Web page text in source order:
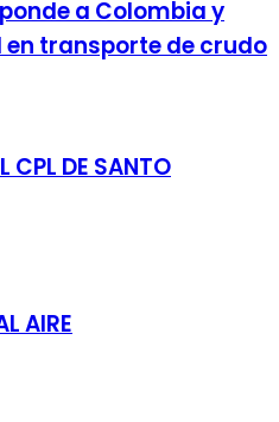
a Colombia y
transporte de crudo
CPL DE SANTO
AIRE